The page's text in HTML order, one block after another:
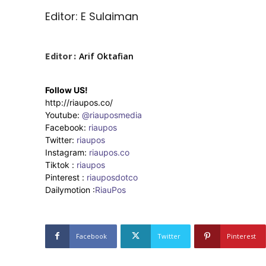
Editor: E Sulaiman
Editor : Arif Oktafian
Follow US!
http://riaupos.co/
Youtube: @riauposmedia
Facebook: riaupos
Twitter: riaupos
Instagram: riaupos.co
Tiktok : riaupos
Pinterest : riauposdotco
Dailymotion :RiauPos
Facebook Twitter Pinterest